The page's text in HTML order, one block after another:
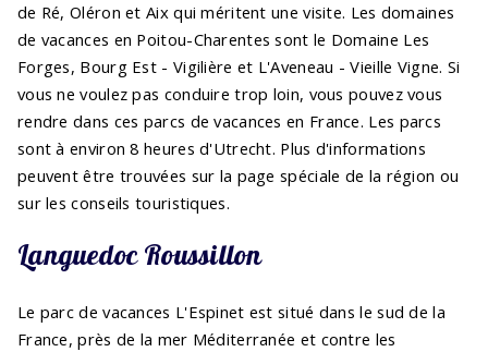
de Ré, Oléron et Aix qui méritent une visite. Les domaines
de vacances en Poitou-Charentes sont le Domaine Les
Forges, Bourg Est - Vigilière et L'Aveneau - Vieille Vigne. Si
vous ne voulez pas conduire trop loin, vous pouvez vous
rendre dans ces parcs de vacances en France. Les parcs
sont à environ 8 heures d'Utrecht. Plus d'informations
peuvent être trouvées sur la page spéciale de la région ou
sur les conseils touristiques.
Languedoc Roussillon
Le parc de vacances L'Espinet est situé dans le sud de la
France, près de la mer Méditerranée et contre les